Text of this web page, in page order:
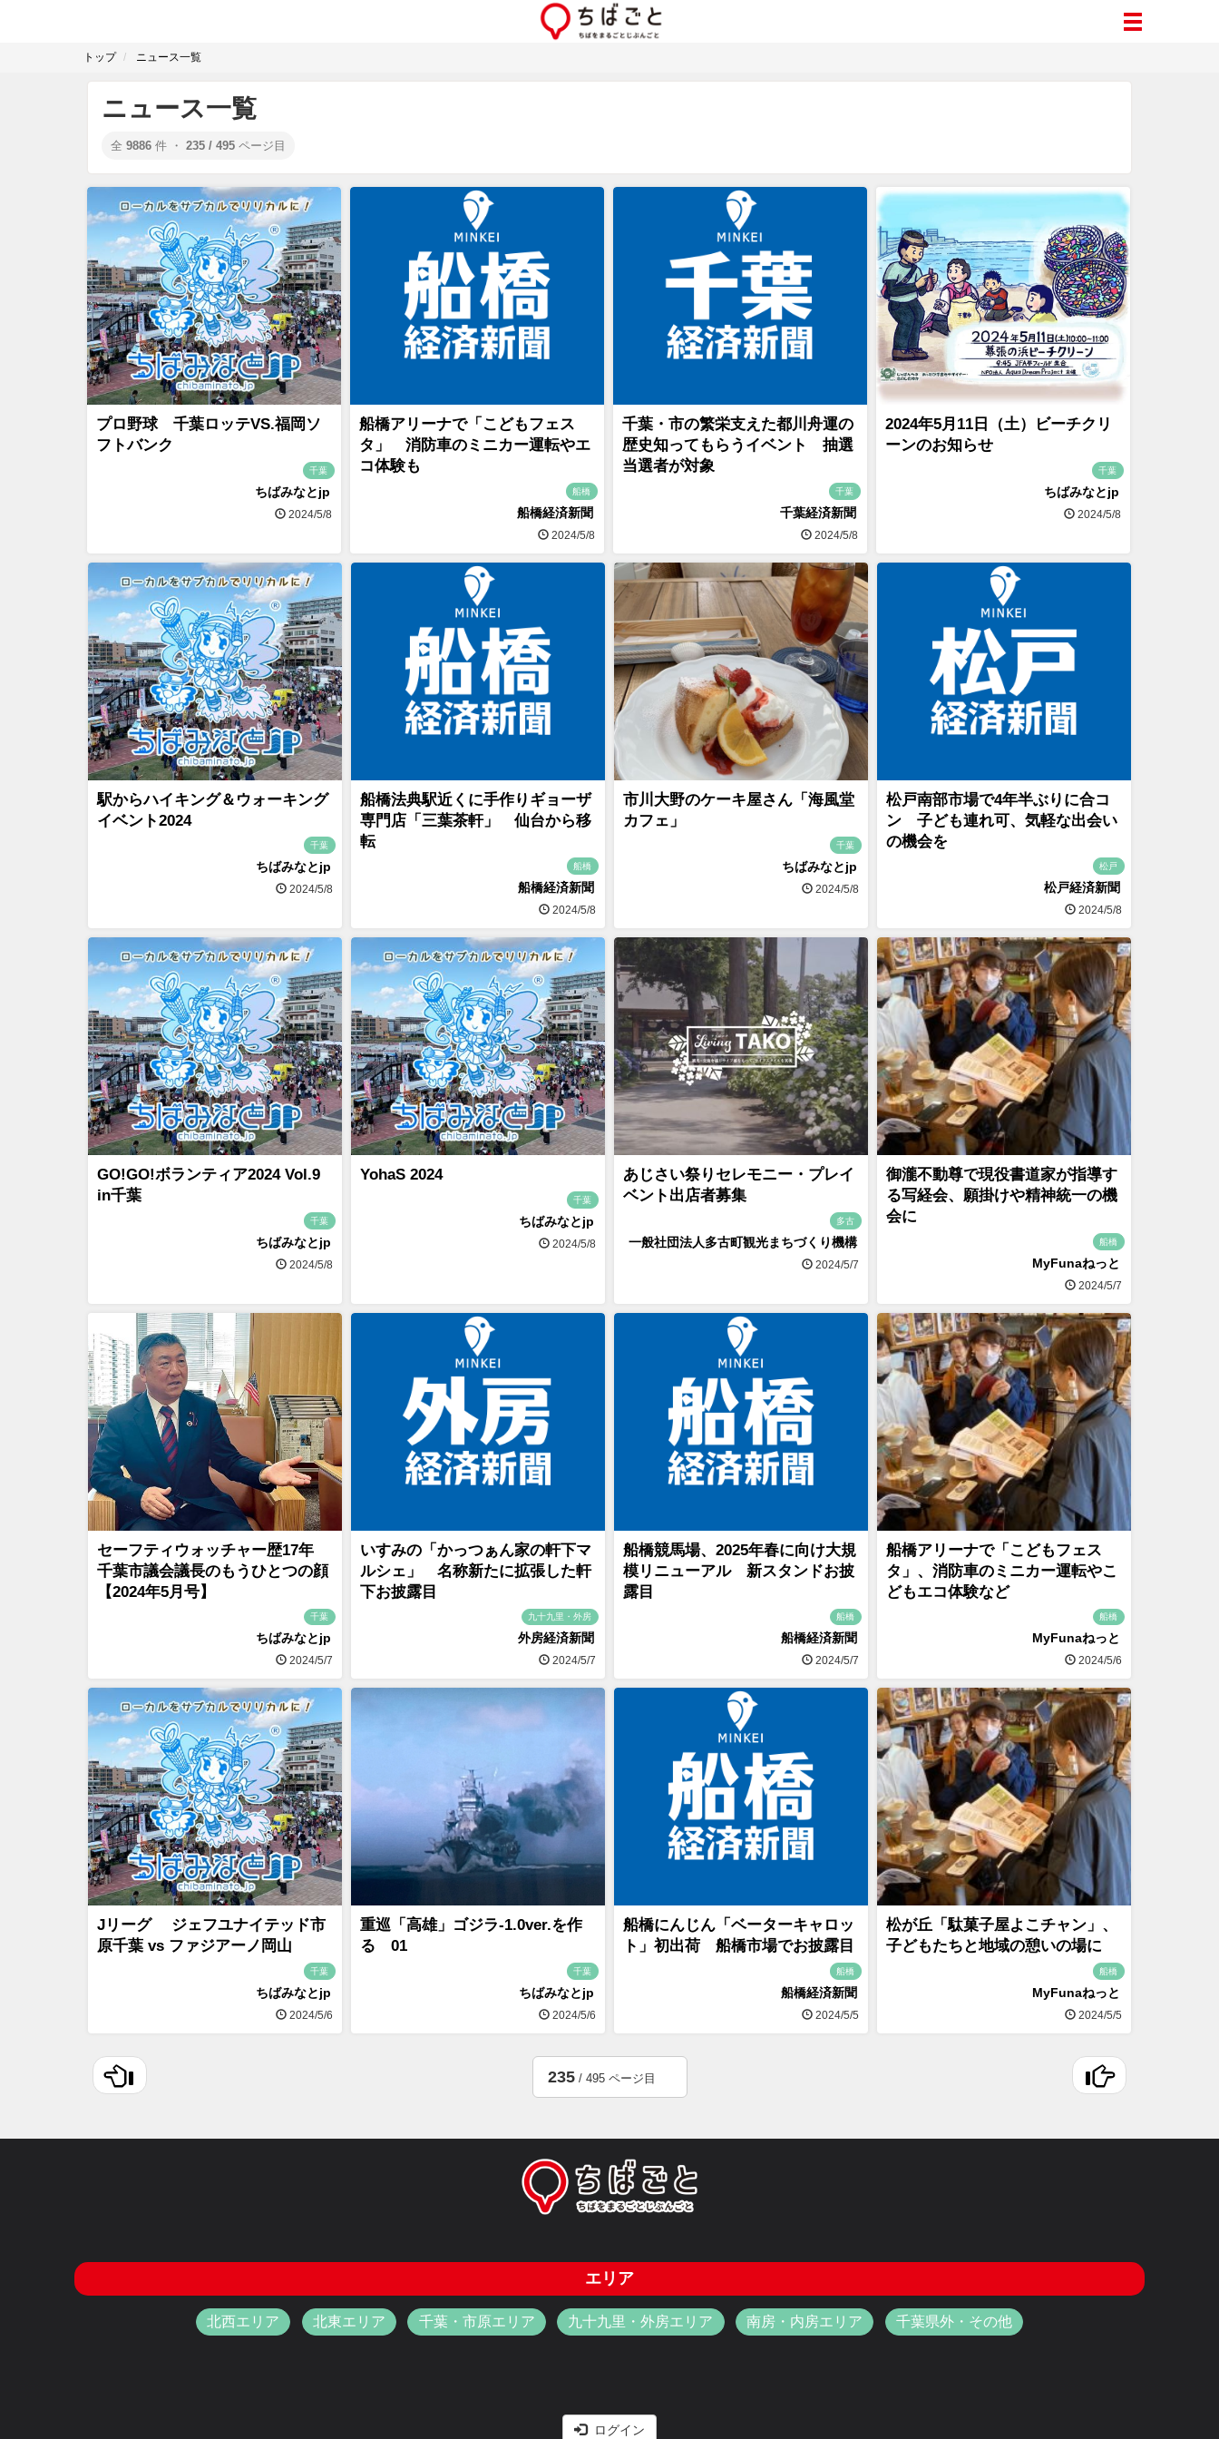
トップ ニュース一覧
ニュース一覧
全 9886 件 ・ 235 / 495 ページ目
プロ野球 千葉ロッテVS.福岡ソ
フトバンク
千葉
ちばみなとjp
2024/5/8
船橋アリーナで「こどもフェス
タ」 消防車のミニカー運転やエ
コ体験も
船橋
船橋経済新聞
2024/5/8
千葉・市の繁栄支えた都川舟運の
歴史知ってもらうイベント 抽選
当選者が対象
千葉
千葉経済新聞
2024/5/8
2024年5月11日（土）ビーチクリ
ーンのお知らせ
千葉
ちばみなとjp
2024/5/8
駅からハイキング＆ウォーキング
イベント2024
千葉
ちばみなとjp
2024/5/8
船橋法典駅近くに手作りギョーザ
専門店「三葉茶軒」 仙台から移
転
船橋
船橋経済新聞
2024/5/8
市川大野のケーキ屋さん「海風堂
カフェ」
千葉
ちばみなとjp
2024/5/8
松戸南部市場で4年半ぶりに合コ
ン 子ども連れ可、気軽な出会い
の機会を
松戸
松戸経済新聞
2024/5/8
GO!GO!ボランティア2024 Vol.9
in千葉
千葉
ちばみなとjp
2024/5/8
YohaS 2024
千葉
ちばみなとjp
2024/5/8
あじさい祭りセレモニー・プレイ
ベント出店者募集
多古
一般社団法人多古町観光まちづくり機構
2024/5/7
御瀧不動尊で現役書道家が指導す
る写経会、願掛けや精神統一の機
会に
船橋
MyFunaねっと
2024/5/7
セーフティウォッチャー歴17年
千葉市議会議長のもうひとつの顔
【2024年5月号】
千葉
ちばみなとjp
2024/5/7
いすみの「かっつぁん家の軒下マ
ルシェ」 名称新たに拡張した軒
下お披露目
九十九里・外房
外房経済新聞
2024/5/7
船橋競馬場、2025年春に向け大規
模リニューアル 新スタンドお披
露目
船橋
船橋経済新聞
2024/5/7
船橋アリーナで「こどもフェス
タ」、消防車のミニカー運転やこ
どもエコ体験など
船橋
MyFunaねっと
2024/5/6
Jリーグ ジェフユナイテッド市
原千葉 vs ファジアーノ岡山
千葉
ちばみなとjp
2024/5/6
重巡「高雄」ゴジラ-1.0ver.を作
る 01
千葉
ちばみなとjp
2024/5/6
船橋にんじん「ベーターキャロッ
ト」初出荷 船橋市場でお披露目
船橋
船橋経済新聞
2024/5/5
松が丘「駄菓子屋よこチャン」、
子どもたちと地域の憩いの場に
船橋
MyFunaねっと
2024/5/5
235/ 495 ページ目
エリア
北西エリア 北東エリア 千葉・市原エリア 九十九里・外房エリア 南房・内房エリア 千葉県外・その他
ログイン